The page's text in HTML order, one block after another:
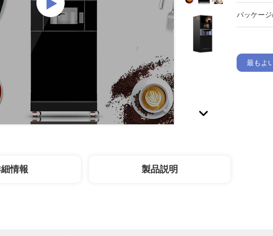
パッケー
最もよ
情報 製品説明